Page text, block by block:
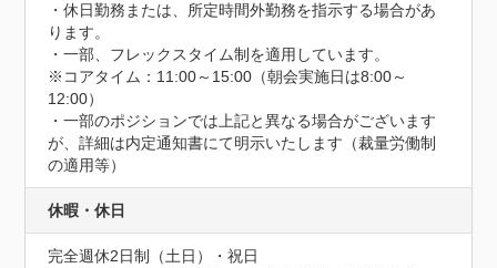
・休日勤務または、所定時間外勤務を指示する場合があ
ります。
・一部、フレックスタイム制を適用しています。
※コアタイム：11:00～15:00（朝会実施日は8:00～
12:00）
・一部のポジションでは上記と異なる場合がございます
が、詳細は内定通知書にて明示いたします（裁量労働制
の適用等）
休暇・休日
完全週休2日制（土日）・祝日